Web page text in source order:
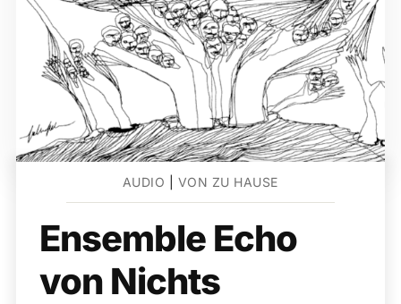
AUDIO VON ZU HAUSE
Ensemble Echo
von Nichts